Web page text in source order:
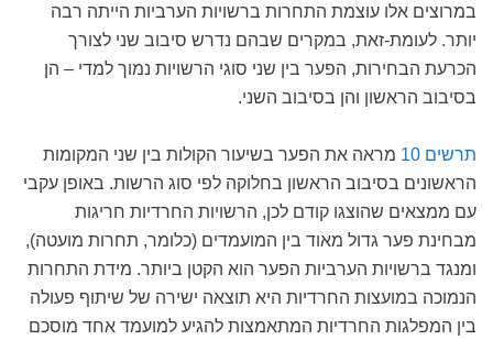
במרוצים אלו עוצמת התחרות ברשויות הערביות הייתה רבה
יותר. לעומת-זאת, במקרים שבהם נדרש סיבוב שני לצורך
הכרעת הבחירות, הפער בין שני סוגי הרשויות נמוך למדי – הן
בסיבוב הראשון והן בסיבוב השני.
תרשים 10
מראה את הפער בשיעור הקולות בין שני המקומות
הראשונים בסיבוב הראשון בחלוקה לפי סוג הרשות. באופן עקבי
עם ממצאים שהוצגו קודם לכן, הרשויות החרדיות חריגות
מבחינת פער גדול מאוד בין המועמדים (כלומר, תחרות מועטה),
ומנגד ברשויות הערביות הפער הוא הקטן ביותר. מידת התחרות
הנמוכה במועצות החרדיות היא תוצאה ישירה של שיתוף פעולה
בין המפלגות החרדיות המתאמצות להגיע למועמד אחד מוסכם